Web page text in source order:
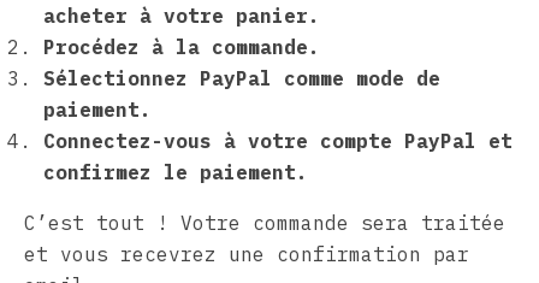
acheter à votre panier.
Procédez à la commande.
Sélectionnez PayPal comme mode de
paiement.
Connectez-vous à votre compte PayPal et
confirmez le paiement.
C’est tout ! Votre commande sera traitée
et vous recevrez une confirmation par